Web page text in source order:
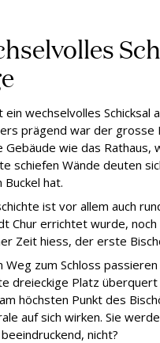
ein wechselvolles
prägend war der grosse
Gebäude wie das Rathaus,
schiefen Wände deuten
Buckel hat.
ist vor allem auch
Chur errichtet wurde,
Zeit hiess, der erste
Weg zum Schloss
dreieckige Platz
höchsten Punkt des
auf sich wirken. Sie
nicht?